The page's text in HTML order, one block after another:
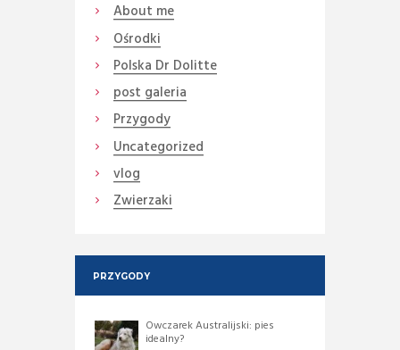
About me
Ośrodki
Polska Dr Dolitte
post galeria
Przygody
Uncategorized
vlog
Zwierzaki
PRZYGODY
Owczarek Australijski: pies
idealny?